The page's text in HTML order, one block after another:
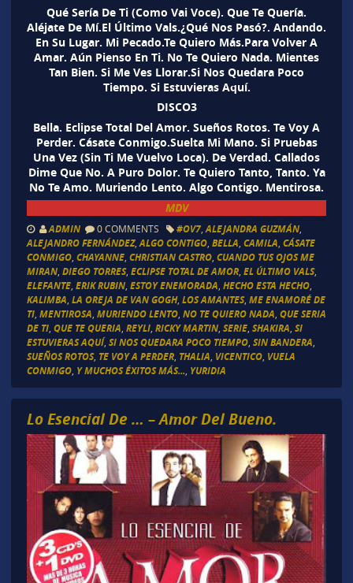
Qué Sería De Ti (Como Vai Voce). Que Te Quería.
Aléjate De Mí.El Último Vals.¿Qué Nos Pasó?. Andando.
En Su Lugar. Mi Pecado.Te Quiero Más.Para Volver A
Amar. Aún Pienso En Ti. No Te Quiero Nada. Mientes
Tan Bien. Si Me Ves Llorar.Si Nos Quedara Poco
Tiempo. Si Estuvieras Aquí.
DISCO3
Bella. Eclipse Total Del Amor. Sueños Rotos. Te Voy A
Perder. Cásate Conmigo.Suelta Mi Mano. Si Pruebas
Una Vez (Sin Ti Me Vuelvo Loca). De Verdad. Callados
Dime Que No. A Puro Dolor. Te Quiero Tanto, Tanto. Ya
No Te Amo. Muriendo Lento. Algo Contigo. Mentirosa.
MDV
ADMIN 0 COMMENTS #OV7, ALEJANDRA GUZMÁN,
ALEJANDRO FERNÁNDEZ, ALGO CONTIGO, BELLA CAMILA CÁSATE
CONMIGO, CHAYANNE, CHRISTIAN CASTRO, CUANDO TUS OJOS ME
MIRAN, DIEGO TORRES, ECLIPSE TOTAL DE AMOR, EL ÚLTIMO VALS,
ELEFANTE, ERIK RUBIN, ESTOY ENEMORADA HECHO ESTA HECHO,
KALIMBA LA OREJA DE VAN GOGH, LOS AMANTES, ME ENAMORÉ DE
TI, MENTIROSA MURIENDO LENTO, NO TE QUIERO NADA QUE SERIA
DE TI, QUE TE QUERIA REYLI, RICKY MARTIN, SERIE, SHAKIRA SI
ESTUVIERAS AQUÍ, SI NOS QUEDARA POCO TIEMPO, SIN BANDERA
SUEÑOS ROTOS, TE VOY A PERDER, THALIA VICENTICO, VUELA
CONMIGO, Y MUCHOS ÉXITOS MÁS... YURIDIA
Lo Esencial De … – Amor Del Bueno.